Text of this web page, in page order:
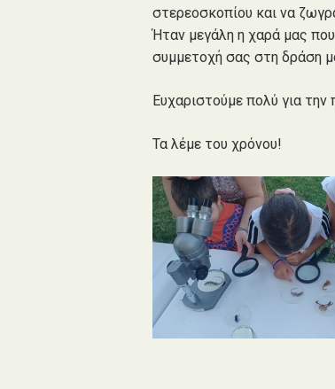
στερεοσκοπίου και να
Ήταν μεγάλη η χαρά μας
συμμετοχή σας στη δράση
Ευχαριστούμε πολύ για την
Τα λέμε του χρόνου!